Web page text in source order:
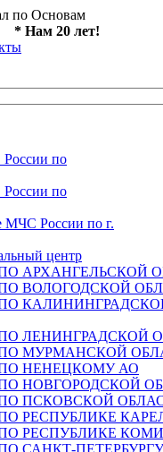
по Основам
* Нам 20 лет!
по
по
МЧС России по г.
центр
АРХАНГЕЛЬСКОЙ
ВОЛОГОДСКОЙ
ЛЕНИНГРАДСКОЙ
МУРМАНСКОЙ
НЕНЕЦКОМУ АО
НОВГОРОДСКОЙ
ПСКОВСКОЙ
РЕСПУБЛИКЕ
РЕСПУБЛИКЕ КОМИ
САНКТ-ПЕТЕРБУРГУ